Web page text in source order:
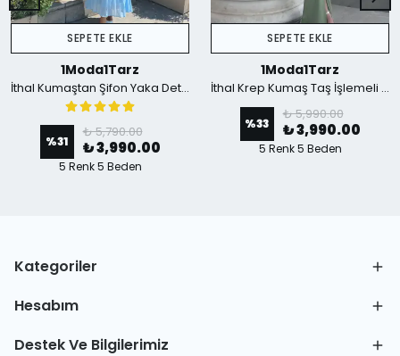
SEPETE EKLE
1Moda1Tarz
İthal Kumaştan Şifon Yaka Detaylı Piliseli Kemerli Astarlı Özel Tasarım Elbise - mavi
%31
₺ 5,790.00
₺ 3,990.00
5 Renk 5 Beden
SEPETE EKLE
1Moda1Tarz
İthal Krep Kumaş Taş İşlemeli Askılı Astarlı Özel Tasarım Yırtmaçlı Maxi Elbise - Yeşil
%33
₺ 5,990.00
₺ 3,990.00
5 Renk 5 Beden
Kategoriler
Hesabım
Destek Ve Bilgilerimiz